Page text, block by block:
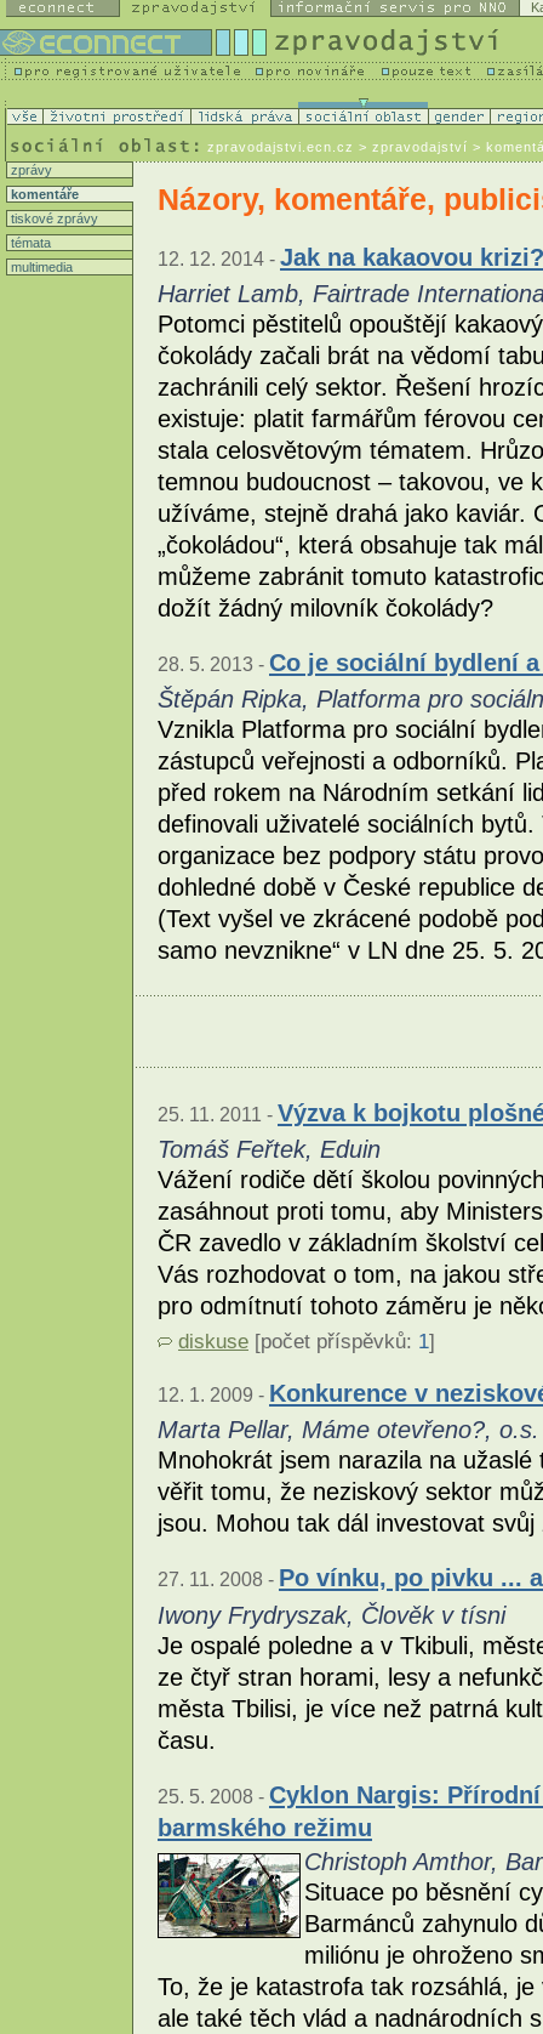
zpravodajstvi.ecn.cz > zpravodajství >
zprávy
komentáře
tiskové zprávy
témata
multimedia
Názory, komentáře,
12. 12. 2014 - Jak na kakaovou
Harriet Lamb, Fairtrade
Potomci pěstitelů opouštějí
čokolády začali brát na vědomí
zachránili celý sektor. Řešení
existuje: platit farmářům férovou
stala celosvětovým tématem.
temnou budoucnost – takovou, ve
užíváme, stejně drahá jako kaviár.
„čokoládou“, která obsahuje tak
můžeme zabránit tomuto
dožít žádný milovník čokolády?
28. 5. 2013 - Co je sociální bydlení
Štěpán Ripka, Platforma pro
Vznikla Platforma pro sociální
zástupců veřejnosti a odborníků.
před rokem na Národním setkání
definovali uživatelé sociálních
organizace bez podpory státu
dohledné době v České republice
(Text vyšel ve zkrácené podobě
samo nevznikne“ v LN dne 25. 5.
25. 11. 2011 - Výzva k bojkotu
Tomáš Feřtek, Eduin
Vážení rodiče dětí školou
zasáhnout proti tomu, aby
ČR zavedlo v základním školství
Vás rozhodovat o tom, na jakou
pro odmítnutí tohoto záměru je
diskuse [počet příspěvků: 1]
12. 1. 2009 - Konkurence v
Marta Pellar, Máme otevřeno?, o.s.
Mnohokrát jsem narazila na
věřit tomu, že neziskový sektor
jsou. Mohou tak dál investovat
27. 11. 2008 - Po vínku, po pivku ...
Iwony Frydryszak, Člověk v tísni
Je ospalé poledne a v Tkibuli,
ze čtyř stran horami, lesy a
města Tbilisi, je více než patrná
času.
25. 5. 2008 - Cyklon Nargis:
barmského režimu
Christoph Amthor,
Situace po běsnění
Barmánců zahynulo
miliónu je ohroženo
To, že je katastrofa tak rozsáhlá,
ale také těch vlád a nadnárodních